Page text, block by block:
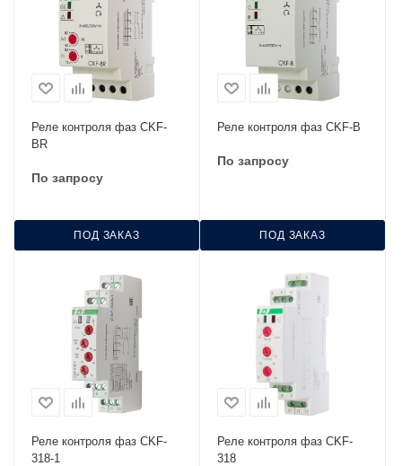
Реле контроля фаз CKF-
BR
По запросу
ПОД ЗАКАЗ
Реле контроля фаз CKF-B
По запросу
ПОД ЗАКАЗ
Реле контроля фаз CKF-
318-1
Реле контроля фаз CKF-
318